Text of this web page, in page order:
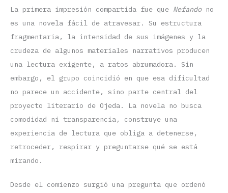
La primera impresión compartida fue que Nefandono
es una novela fácil de atravesar. Su estructura
fragmentaria, la intensidad de sus imágenes y la
crudeza de algunos materiales narrativos producen
una lectura exigente, a ratos abrumadora. Sin
embargo, el grupo coincidió en que esa dificultad
no parece un accidente, sino parte central del
proyecto literario de Ojeda. La novela no busca
comodidad ni transparencia, construye una
experiencia de lectura que obliga a detenerse,
retroceder, respirar y preguntarse qué se está
mirando.
Desde el comienzo surgió una pregunta que ordenó